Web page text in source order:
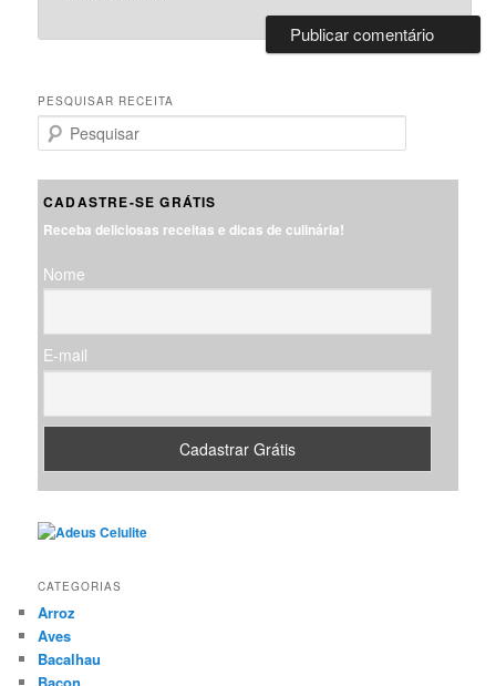
PESQUISAR RECEITA
e
u
a
CADASTRE-SE GRÁTIS
Receba deliciosas receitas e dicas de culinária!
Nome
E-mail
CATEGORIAS
Arroz
Aves
Bacalhau